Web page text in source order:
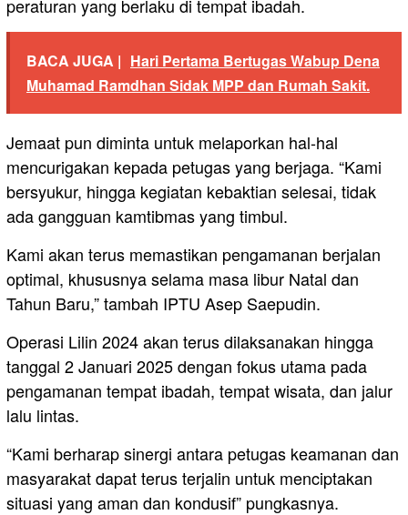
peraturan yang berlaku di tempat ibadah.
BACA JUGA | Hari Pertama Bertugas Wabup Dena
Muhamad Ramdhan Sidak MPP dan Rumah Sakit.
Jemaat pun diminta untuk melaporkan hal-hal
mencurigakan kepada petugas yang berjaga. “Kami
bersyukur, hingga kegiatan kebaktian selesai, tidak
ada gangguan kamtibmas yang timbul.
Kami akan terus memastikan pengamanan berjalan
optimal, khususnya selama masa libur Natal dan
Tahun Baru,” tambah IPTU Asep Saepudin.
Operasi Lilin 2024 akan terus dilaksanakan hingga
tanggal 2 Januari 2025 dengan fokus utama pada
pengamanan tempat ibadah, tempat wisata, dan jalur
lalu lintas.
“Kami berharap sinergi antara petugas keamanan dan
masyarakat dapat terus terjalin untuk menciptakan
situasi yang aman dan kondusif” pungkasnya.